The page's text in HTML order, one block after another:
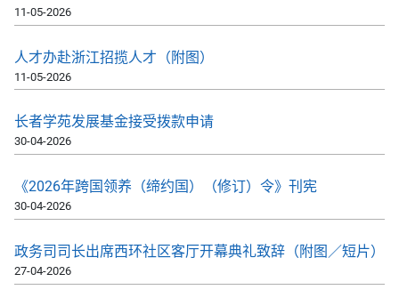
11-05-2026
人才办赴浙江招揽人才（附图）
11-05-2026
长者学苑发展基金接受拨款申请
30-04-2026
《2026年跨国领养（缔约国）（修订）令》刊宪
30-04-2026
政务司司长出席西环社区客厅开幕典礼致辞（附图／短片）
27-04-2026